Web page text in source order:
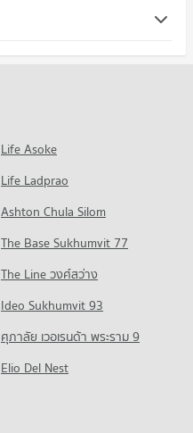
Life Asoke
Life Ladprao
Ashton Chula Silom
The Base Sukhumvit 77
The Line วงศ์สว่าง
Ideo Sukhumvit 93
ศุภาลัย เวอเรนด้า พระราม 9
Elio Del Nest